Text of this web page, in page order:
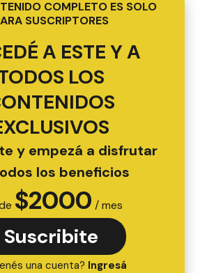
COMPLETO ES SOLO
SUSCRIPTORES
A ESTE Y A
LOS
y empezá a disfrutar
los beneficios
$2000 / mes
Suscribite
una cuenta? Ingresá